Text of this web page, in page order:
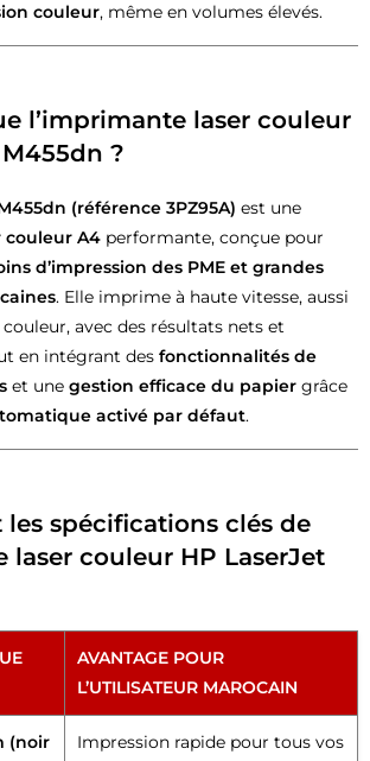
couleur, même en volumes élevés.
l’imprimante laser couleur
?
(référence 3PZ95A) est une
A4 performante, conçue pour
d’impression des PME et grandes
. Elle imprime à haute vitesse, aussi
couleur, avec des résultats nets et
en intégrant des fonctionnalités de
et une gestion efficace du papier grâce
activé par défaut.
les spécifications clés de
laser couleur HP LaserJet
AVANTAGE POUR
L’UTILISATEUR MAROCAIN
(noir Impression rapide pour tous vos